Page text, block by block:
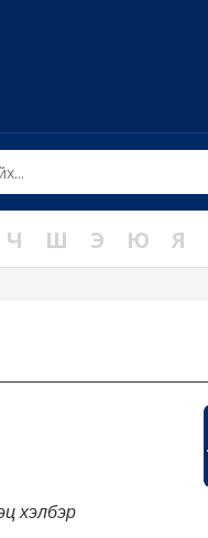
Ч Ш Э Ю Я
хэлбэр